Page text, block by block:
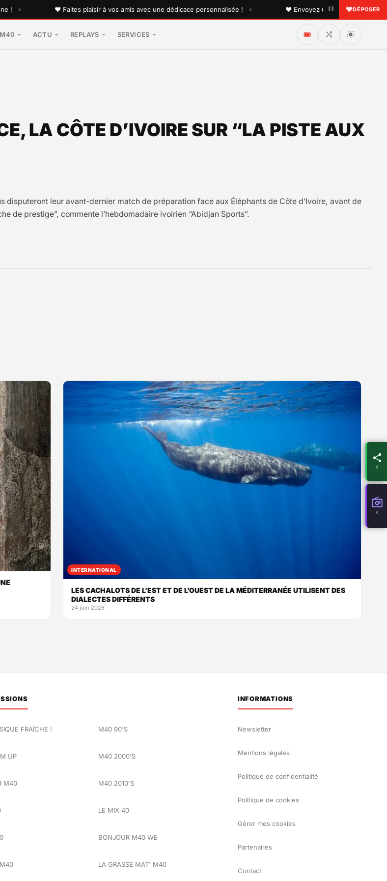
♥ Faites plaisir à vos amis avec une dédicace personnalisée ! • ♥ Envoyez une dédicace à quelqu'un
DÉPOSER
ACTU REPLAYS SERVICES 🎟️
LA CÔTE D’IVOIRE SUR “LA PISTE AUX
disputeront leur avant-dernier match de préparation face aux Éléphants de Côte d’Ivoire, avant de
de prestige”, commente l’hebdomadaire ivoirien “Abidjan Sports”.
INTERNATIONAL
LES CACHALOTS DE L’EST ET DE L’OUEST DE LA MÉDITERRANÉE UTILISENT DES
DIALECTES DIFFÉRENTS
24 juin 2026
FRAÎCHE !
UP
M40
M40 90'S
M40 2000'S
M40 2010'S
LE MIX 40
BONJOUR M40 WE
LA GRASSE MAT' M40
INFORMATIONS
Newsletter
Mentions légales
Politique de confidentialité
Politique de cookies
Gérer mes cookies
Partenaires
Contact